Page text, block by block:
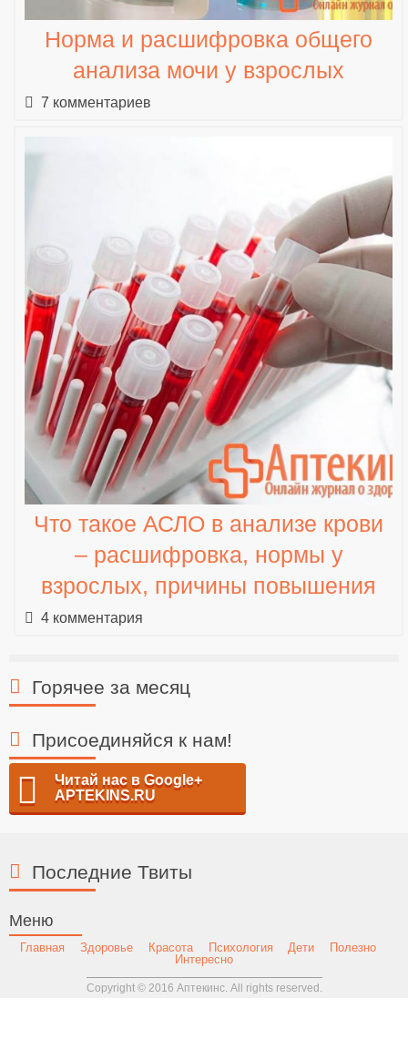
Норма и расшифровка общего
анализа мочи у взрослых
7 комментариев
Что такое АСЛО в анализе крови
– расшифровка, нормы у
взрослых, причины повышения
4 комментария
Горячее за месяц
Присоединяйся к нам!
Читай нас в Google+
APTEKINS.RU
Последние Твиты
Меню
Главная Здоровье Красота Психология Дети
Полезно
Интересно
Copyright © 2016 Аптекинс. All rights reserved.